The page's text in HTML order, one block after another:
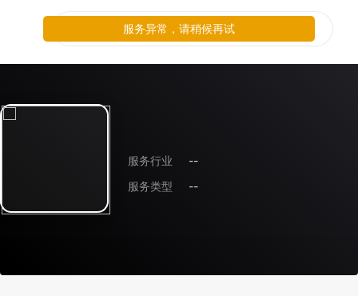
服务行业
--
服务类型
--
服务异常，请稍候再试